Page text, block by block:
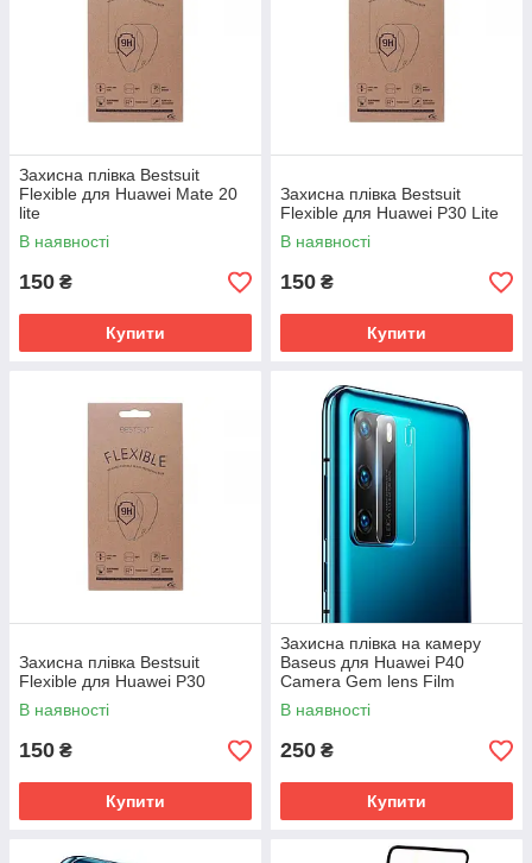
Захисна плівка Bestsuit
Flexible для Huawei Mate 20
lite
В наявності
150 ₴
Купити
Захисна плівка Bestsuit
Flexible для Huawei P30 Lite
В наявності
150 ₴
Купити
Захисна плівка Bestsuit
Flexible для Huawei P30
В наявності
150 ₴
Купити
Захисна плівка на камеру
Baseus для Huawei P40
Camera Gem lens Film
0.15mm, Transparent
(SGHWP40-JT02)
В наявності
250 ₴
Купити